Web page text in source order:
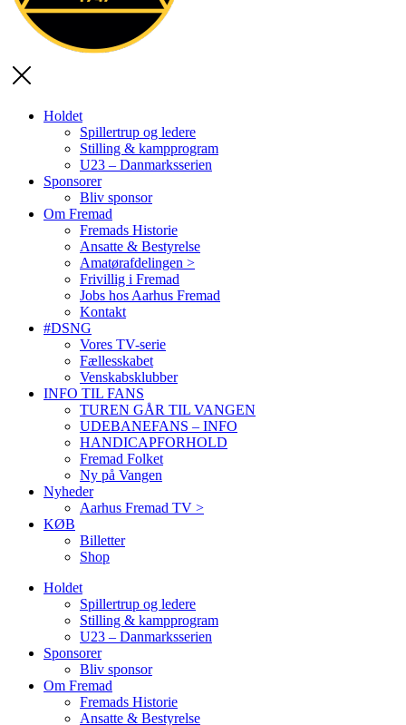
Holdet
Spillertrup og ledere
Stilling & kampprogram
U23 – Danmarksserien
Sponsorer
Bliv sponsor
Om Fremad
Fremads Historie
Ansatte & Bestyrelse
Amatørafdelingen >
Frivillig i Fremad
Jobs hos Aarhus Fremad
Kontakt
#DSNG
Vores TV-serie
Fællesskabet
Venskabsklubber
INFO TIL FANS
TUREN GÅR TIL VANGEN
UDEBANEFANS – INFO
HANDICAPFORHOLD
Fremad Folket
Ny på Vangen
Nyheder
Aarhus Fremad TV >
KØB
Billetter
Shop
Holdet
Spillertrup og ledere
Stilling & kampprogram
U23 – Danmarksserien
Sponsorer
Bliv sponsor
Om Fremad
Fremads Historie
Ansatte & Bestyrelse